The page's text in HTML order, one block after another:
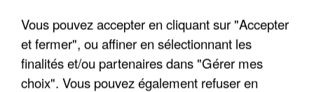
DE FAUNE SAUVAGE SONT...
Vous pouvez accepter en cliquant sur "Accepter
et fermer", ou affiner en sélectionnant les
finalités et/ou partenaires dans "Gérer mes
choix". Vous pouvez également refuser en